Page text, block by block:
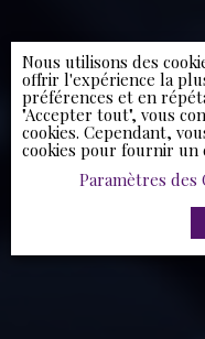
Nous utilisons des
offrir l'expérience la
préférences et en
"Accepter tout", vous
cookies. Cependant,
cookies pour fournir
Paramètres des